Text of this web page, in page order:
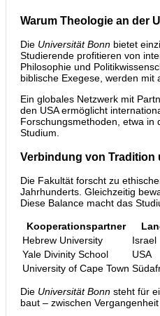
Warum Theologie an der
Die Universität Bonn bietet
Studierende profitieren von
Philosophie und
biblische Exegese, werden mit
Ein globales Netzwerk mit
den USA ermöglicht
Forschungsmethoden, etwa in
Studium.
Verbindung von Tradition
Die Fakultät forscht zu
Jahrhunderts. Gleichzeitig
Diese Balance macht das
Kooperationspartner
Hebrew University
Israel
Yale Divinity School
USA
University of Cape Town
Die Universität Bonn steht für
baut – zwischen